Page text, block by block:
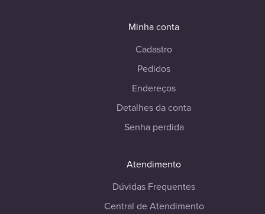
Minha conta
Cadastro
Pedidos
Endereços
Detalhes da conta
Senha perdida
Atendimento
Dúvidas Frequentes
Central de Atendimento